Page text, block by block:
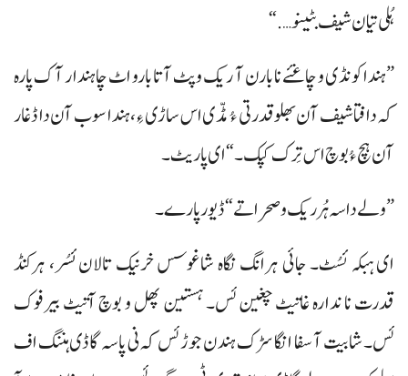
ہُلی تیان شیف بٹینو….“
”ہندا کونڈی و چاغئے نا بارن آ ریک وپٹ آتا بارو اٹ چاہندار آک پارہ
کہ دافتا شیف آن بھلو قدرتی ءُ مڈّی اس ساڑی ءِ، ہندا سوب آن دا ڈغار
آن ہچ ءُ بوچ اس تِرک کپک۔“ ای پاریٹ۔
”ولے داسہ ہُر ریک و صحرا تے“ ڈیور پارے۔
ای ہبکہ ئسُٹ۔ جائی ہرانگ نگاہ شاغوسس خرنیک تالان ئسُر، ہرکنڈ
قدرت نا ندارہ غاتیٹ چغین ئس۔ ہستین پھل و بوچ آتیٹ بیرفوک
ئس۔ شابیت آ سفا انگا سڑک ہندن جوڑ ئس کہ نی پاسہ گاڈی ہننگ اف